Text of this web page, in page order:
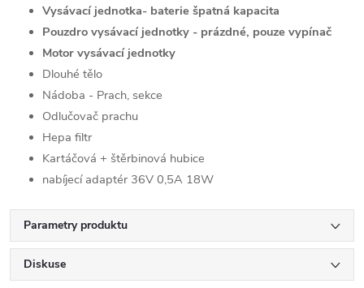
Vysávací jednotka- baterie špatná kapacita
Pouzdro vysávací jednotky - prázdné, pouze vypínač
Motor vysávací jednotky
Dlouhé tělo
Nádoba - Prach, sekce
Odlučovač prachu
Hepa filtr
Kartáčová + štěrbinová hubice
nabíjecí adaptér 36V 0,5A 18W
Parametry produktu
Diskuse